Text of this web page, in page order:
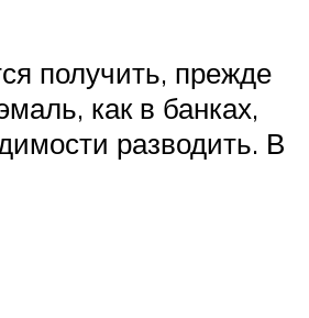
получить, прежде
как в банках,
разводить. В